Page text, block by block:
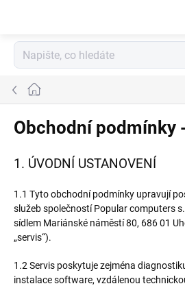
Domů
Obchodní podmínky
1. ÚVODNÍ USTANOVENÍ
1.1 Tyto obchodní podmínky upravují
služeb společností Popular computers
sídlem Mariánské náměstí 80, 686 01
„servis“).
1.2 Servis poskytuje zejména
instalace software, vzdálenou